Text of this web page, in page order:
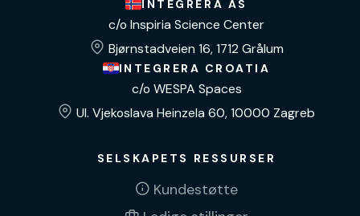
INTEGRERA AS
c/o Inspiria Science Center
Bjørnstadveien 16, 1712 Grålum
INTEGRERA CROATIA
c/o WESPA Spaces
Ul. Vjekoslava Heinzela 60, 10000 Zagreb
SELSKAPETS RESSURSER
Kundestøtte